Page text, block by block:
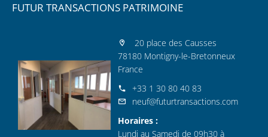
FUTUR TRANSACTIONS PATRIMOINE
20 place des Causses
78180 Montigny-le-Bretonneux
France
+33 1 30 80 40 83
neuf@futurtransactions.com
Horaires :
Lundi au Samedi de 09h30 à